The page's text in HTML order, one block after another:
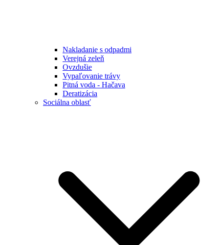
Nakladanie s odpadmi
Verejná zeleň
Ovzdušie
Vypaľovanie trávy
Pitná voda - Hačava
Deratizácia
Sociálna oblasť